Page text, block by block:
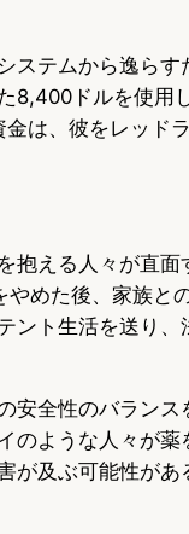
ステムから逸らす
8,400ドルを使用
は、彼をレッド
抱える人々が直面
めた後、家族と
ント生活を送り
全性のバランス
のような人々が
が及ぶ可能性が